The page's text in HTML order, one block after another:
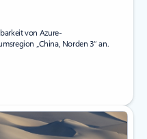
von Azure-
„China, Norden 3“ an.